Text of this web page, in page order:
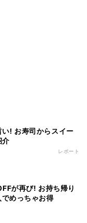
! お寿司からスイー
介
レポート
が再び! お持ち帰り
めっちゃお得